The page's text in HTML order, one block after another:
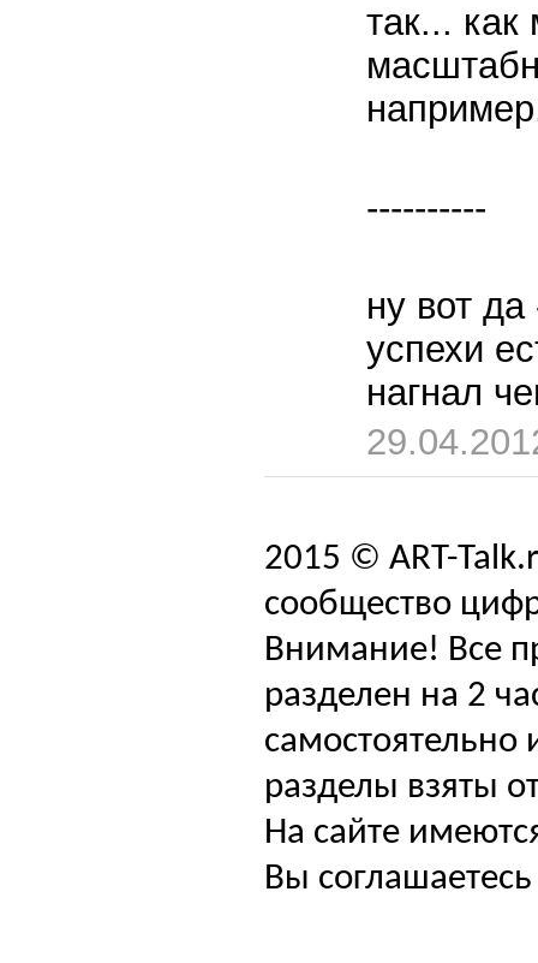
так...
----------
ну вот
успехи
нагнал
2015 © ART-
сообщество
Внимание! Все
разделен на 2
самостоятельно
разделы взяты
На сайте
Вы